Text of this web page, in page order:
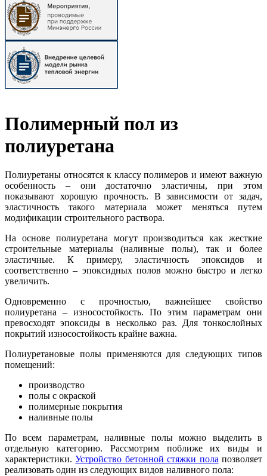
Полимерный пол из
полиуретана
Полиуретаны относятся к классу полимеров и имеют важную
особенность – они достаточно эластичны, при этом
показывают хорошую прочность. В зависимости от задач,
эластичность такого материала может меняться путем
модификации строительного раствора.
На основе полиуретана могут производиться как жесткие
строительные материалы (наливные полы), так и более
эластичные. К примеру, эластичность эпоксидов и
соответственно – эпоксидных полов можно быстро и легко
увеличить.
Одновременно с прочностью, важнейшее свойство
полиуретана – износостойкость. По этим параметрам они
превосходят эпоксиды в несколько раз. Для тонкослойных
покрытий износостойкость крайне важна.
Полиуретановые полы применяются для следующих типов
помещений:
производство
полы с окраской
полимерные покрытия
наливные полы
По всем параметрам, наливные полы можно выделить в
отдельную категорию. Рассмотрим поближе их виды и
характеристики.Устройство бетонной стяжки пола позволяет
реализовать один из следующих видов наливного пола: